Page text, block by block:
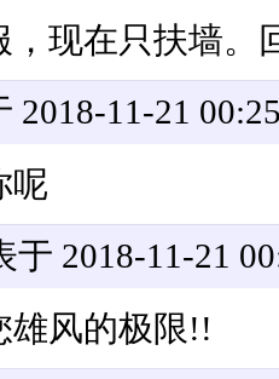
，现在只扶墙。
2018-11-21
呢
于 2018-11-21
雄风的极限!!